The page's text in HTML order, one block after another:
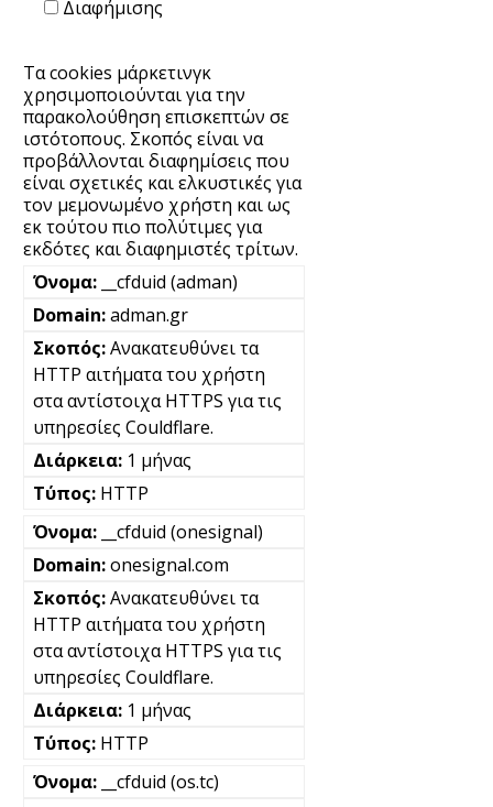
Διαφήμισης
Τα cookies μάρκετινγκ
χρησιμοποιούνται για την
παρακολούθηση επισκεπτών σε
ιστότοπους. Σκοπός είναι να
προβάλλονται διαφημίσεις που
είναι σχετικές και ελκυστικές για
τον μεμονωμένο χρήστη και ως
εκ τούτου πιο πολύτιμες για
εκδότες και διαφημιστές τρίτων.
__cfduid (adman)
adman.gr
Ανακατευθύνει τα
HTTP αιτήματα του χρήστη
στα αντίστοιχα HTTPS για τις
υπηρεσίες Couldflare.
1 μήνας
HTTP
__cfduid (onesignal)
onesignal.com
Ανακατευθύνει τα
HTTP αιτήματα του χρήστη
στα αντίστοιχα HTTPS για τις
υπηρεσίες Couldflare.
1 μήνας
HTTP
__cfduid (os.tc)